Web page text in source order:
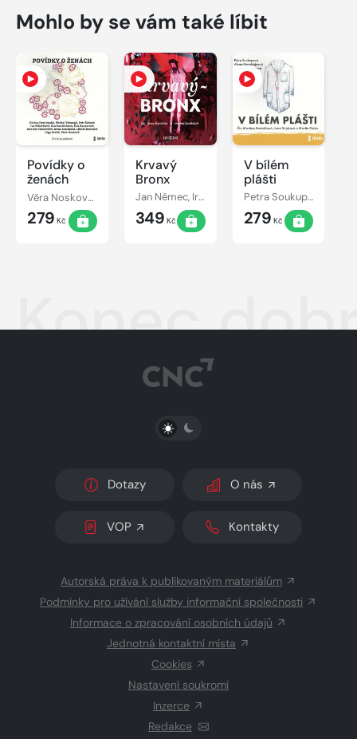
Mohlo by se vám také líbit
Povídky o
ženách
Věra Nosková, Eva Kantůrková, Daniela Fischerová, Irena Dousková, Libuše Koubská, Olga Walló, Eva Hauserová, Halina Pawlowská, Iva Pekárková, Michal Viewegh
279 Kč
Krvavý
Bronx
Jan Němec, Irena Dousková, Kateřina Tučková, Ludvík Němec, Alena Mornštajnová, Bianca Bellová, Martin Reiner, Michal Konečný, Štěpán Kučera, Dora Kaprálová, Michal Sýkora, Petra Dvořáková, Petr Stančík, Ondřej Hübl, Václav Kahuda, Petra Soukupová
349 Kč
V bílém
plášti
Petra Soukupová, Petra Dvořáková, Irena Dousková, Marek Epstein, Markéta Hejkalová, Alena Mornštajnová, Irena Hejdová
279 Kč
Konec
PŘEPNOUT SVĚTLÝ/TMAVÝ REŽIM
Dotazy O nás
VOP Kontakty
Autorská práva k publikovaným materiálům
Podmínky pro užívání služby informační společnosti
Informace o zpracování osobních údajů
Jednotná kontaktní místa
Cookies
Nastavení soukromí
Inzerce
Redakce